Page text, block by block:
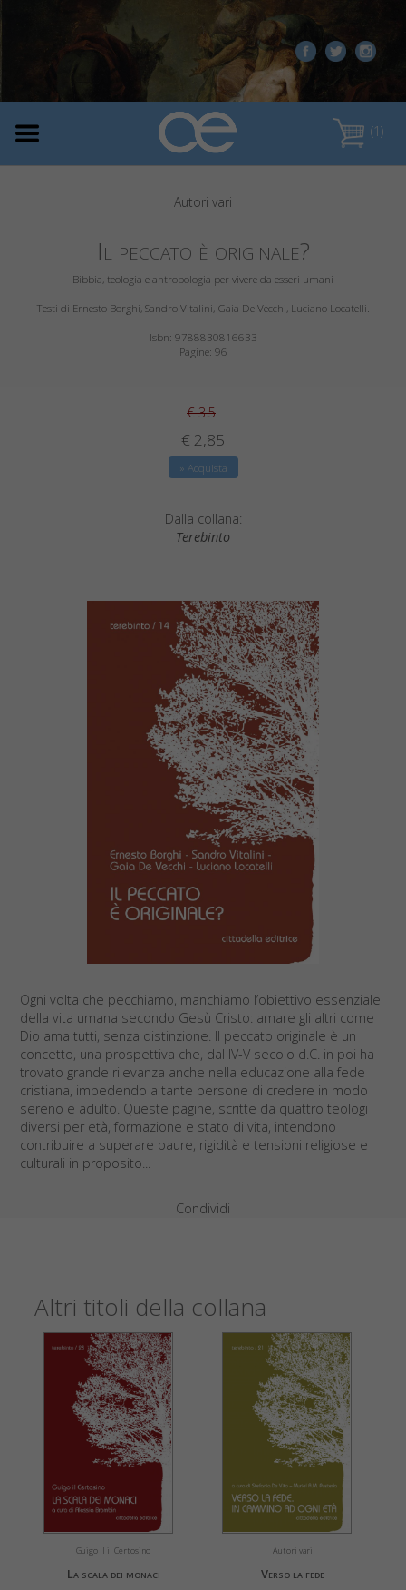
(1)
Autori vari
Il peccato è originale?
Bibbia, teologia e antropologia per vivere da esseri umani
Testi di Ernesto Borghi, Sandro Vitalini, Gaia De Vecchi, Luciano Locatelli.
Isbn: 9788830816633
Pagine: 96
€ 3.5
€ 2,85
» Acquista
Dalla collana:
Terebinto
Ogni volta che pecchiamo, manchiamo l’obiettivo essenziale
della vita umana secondo Gesù Cristo: amare gli altri come
Dio ama tutti, senza distinzione. Il peccato originale è un
concetto, una prospettiva che, dal IV-V secolo d.C. in poi ha
trovato grande rilevanza anche nella educazione alla fede
cristiana, impedendo a tante persone di credere in modo
sereno e adulto. Queste pagine, scritte da quattro teologi
diversi per età, formazione e stato di vita, intendono
contribuire a superare paure, rigidità e tensioni religiose e
culturali in proposito...
Condividi
Altri titoli della collana
Guigo II il Certosino
La scala dei monaci
Autori vari
Verso la fede